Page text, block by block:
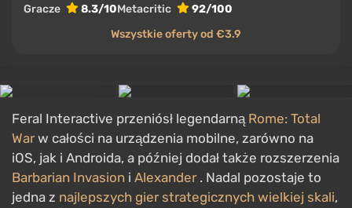
Gracze 8.3/10Metacritic
92/100
Wszystkie oferty od €3.9
Feral Interactive przeniósł legendarną Rome: Total
Warw całości na urządzenia mobilne, zarówno na
iOS, jak i Androida, a później dodał także rozszerzenia
Barbarian Invasion i Alexander. Nadal pozostaje to
jedna z najlepszych gier strategicznych wielkiej skali,